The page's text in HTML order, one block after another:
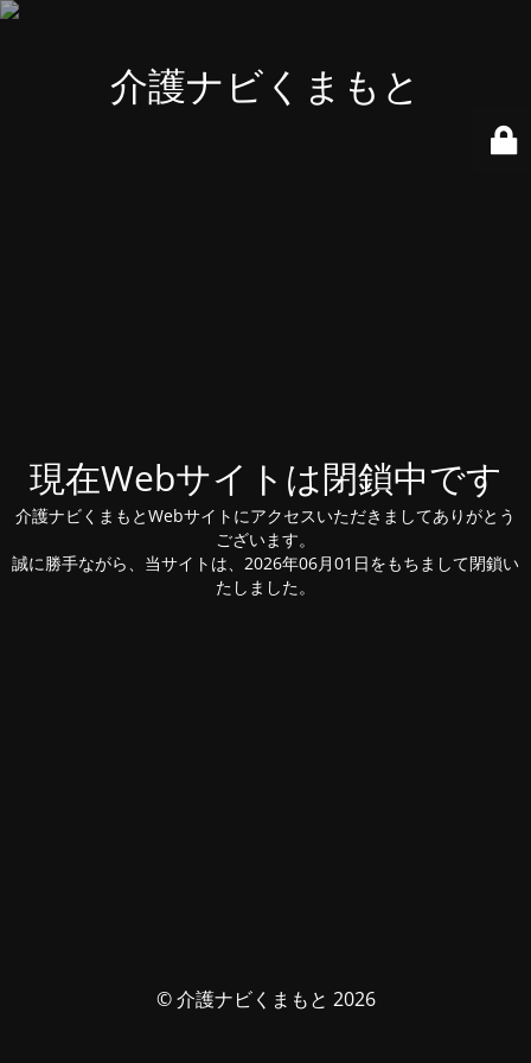
介護ナビくまもと
現在Webサイトは閉鎖中です
介護ナビくまもとWebサイトにアクセスいただきましてありがとう
ございます。
誠に勝手ながら、当サイトは、2026年06月01日をもちまして閉鎖い
たしました。
© 介護ナビくまもと 2026